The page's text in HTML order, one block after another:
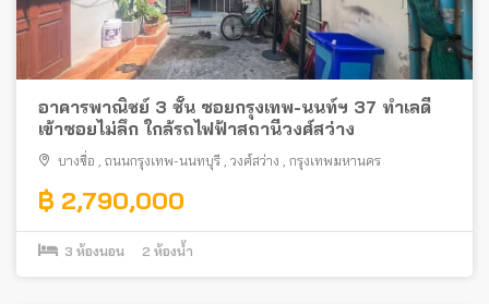
อาคารพาณิชย์ 3 ชั้น ซอยกรุงเทพ-นนท์ฯ 37 ทำเลดี
เข้าซอยไม่ลึก ใกล้รถไฟฟ้าสถานีวงศ์สว่าง
บางซื่อ , ถนนกรุงเทพ-นนทบุรี , วงศ์สว่าง , กรุงเทพมหานคร
฿ 2,790,000
3 ห้องนอน 2 ห้องน้ำ